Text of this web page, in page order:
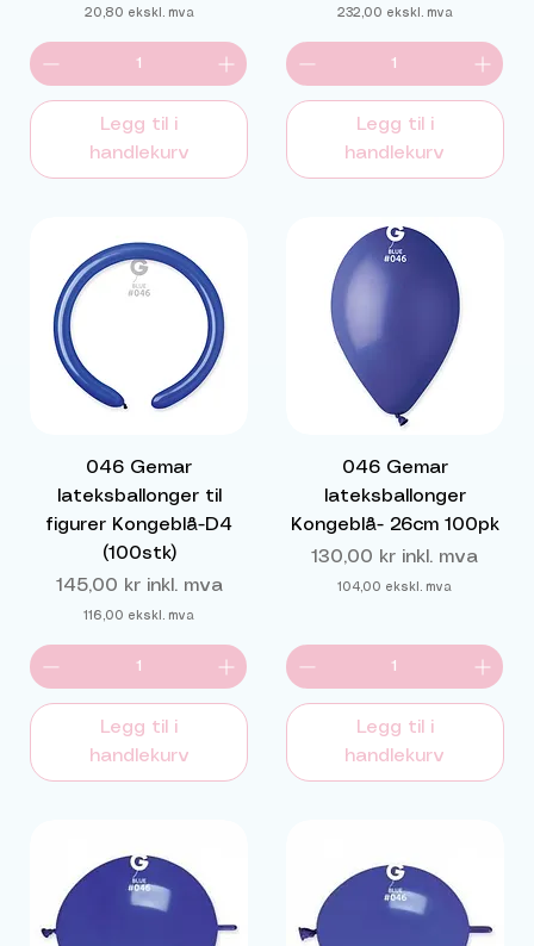
20,80 ekskl. mva
Legg til i
handlekurv
232,00 ekskl. mva
Legg til i
handlekurv
046 Gemar
lateksballonger til
figurer Kongeblå-D4
(100stk)
Pris
145,00 kr inkl. mva
116,00 ekskl. mva
Legg til i
handlekurv
046 Gemar
lateksballonger
Kongeblå- 26cm 100pk
Pris
130,00 kr inkl. mva
104,00 ekskl. mva
Legg til i
handlekurv